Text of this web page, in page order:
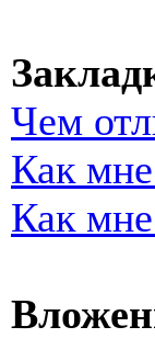
Чем
Как
Как мне